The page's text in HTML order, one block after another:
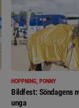
HOPPNING, PONNY
Bildfest: Söndagens
unga